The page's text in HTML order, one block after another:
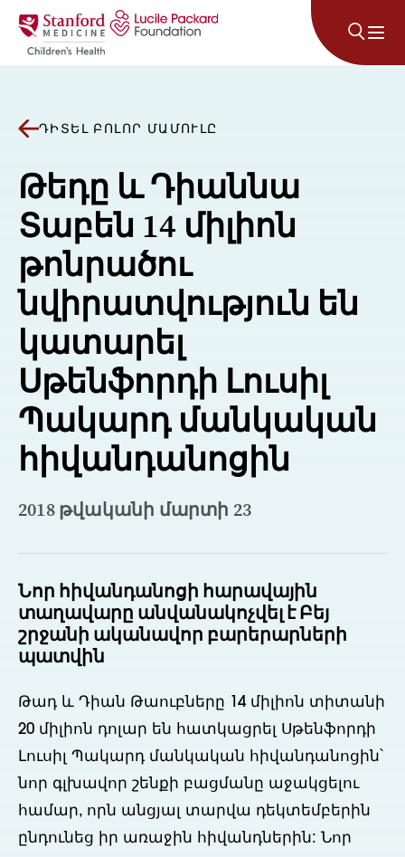
Անցնել բովանդակությանը
ԴԻՏԵԼ ԲՈԼՈՐ ՄԱՄՈՒԼԸ
Թեդը և Դիաննա
Տաբեն 14 միլիոն
թոնրածու
նվիրատվություն են
կատարել
Սթենֆորդի Լուսիլ
Պակարդ մանկական
հիվանդանոցին
2018 թվականի մարտի 23
Նոր հիվանդանոցի հարավային
տաղավարը անվանակոչվել է Բեյ
շրջանի ականավոր բարերարների
պատվին
Թադ և Դիան Թաուբները 14 միլիոն տիտանի
20 միլիոն դոլար են հատկացրել Սթենֆորդի
Լուսիլ Պակարդ մանկական հիվանդանոցին՝
նոր գլխավոր շենքի բացմանը աջակցելու
համար, որն անցյալ տարվա դեկտեմբերին
ընդունեց իր առաջին հիվանդներին: Նոր